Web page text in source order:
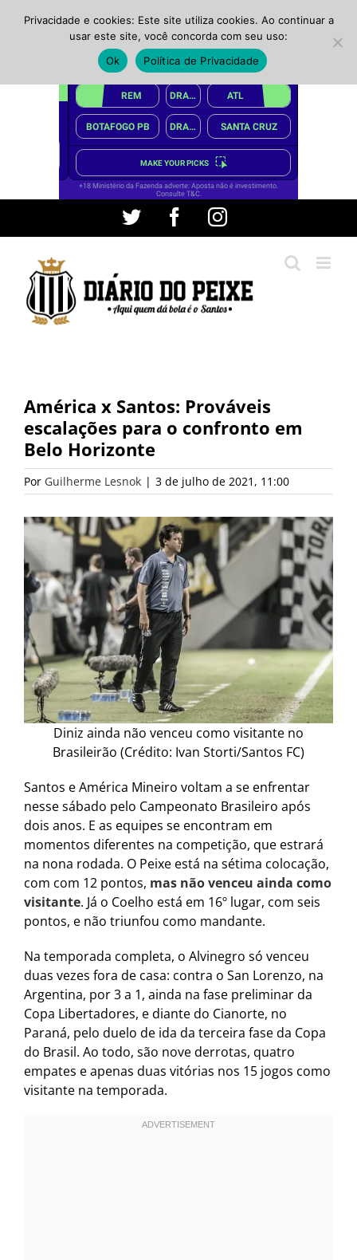
conteúdo
Twitter FacebookInstagram
América x Santos: Prováveis
escalações para o confronto em
Belo Horizonte
Por Guilherme Lesnok | 3 de julho de 2021, 11:00
Diniz ainda não venceu como visitante no
Brasileirão (Crédito: Ivan Storti/Santos FC)
Santos e América Mineiro voltam a se enfrentar
nesse sábado pelo Campeonato Brasileiro após
dois anos. E as equipes se encontram em
momentos diferentes na competição, que estrará
na nona rodada. O Peixe está na sétima colocação,
com com 12 pontos, mas não venceu ainda como
visitante. Já o Coelho está em 16º lugar, com seis
pontos, e não triunfou como mandante.
Na temporada completa, o Alvinegro só venceu
duas vezes fora de casa: contra o San Lorenzo, na
Argentina, por 3 a 1, ainda na fase preliminar da
Copa Libertadores, e diante do Cianorte, no
Paraná, pelo duelo de ida da terceira fase da Copa
do Brasil. Ao todo, são nove derrotas, quatro
empates e apenas duas vitórias nos 15 jogos como
visitante na temporada.
Privacidade e cookies: Este site utiliza cookies. Ao continuar a
usar este site, você concorda com seu uso:
Ok
Política de Privacidade